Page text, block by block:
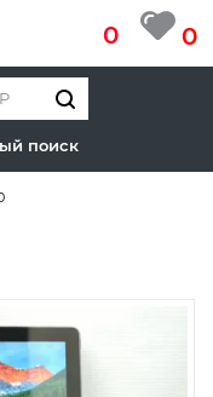
0 0
поиск